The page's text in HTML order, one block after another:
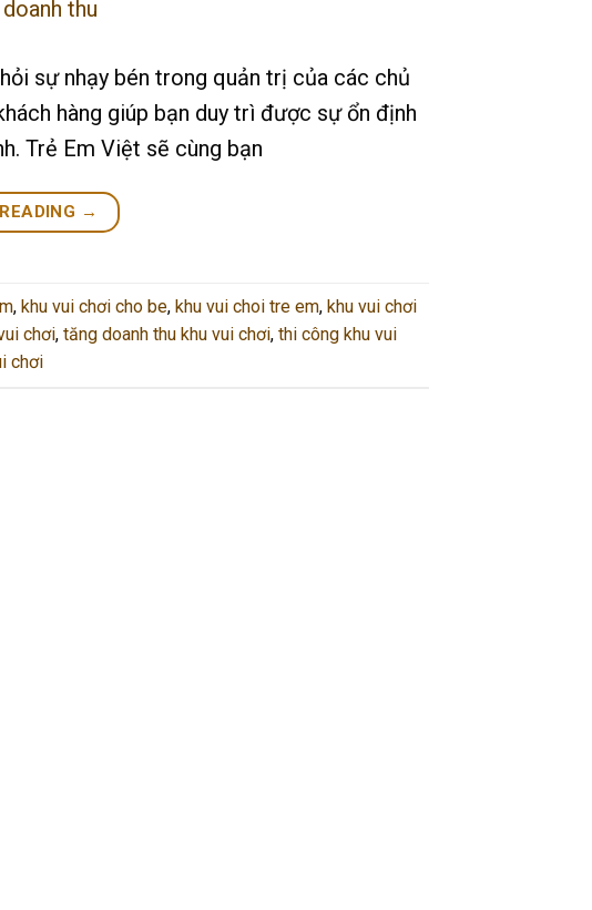
sự nhạy bén trong quản trị của các chủ
hàng giúp bạn duy trì được sự ổn định
Trẻ Em Việt sẽ cùng bạn
→
, khu vui chơi cho be, khu vui choi tre em, khu vui chơi
chơi, tăng doanh thu khu vui chơi, thi công khu vui
chơi